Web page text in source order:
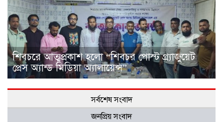
শিবচরে আত্মপ্রকাশ হলো “শিবচর পোস্ট গ্র্যাজুয়েট
প্রেস অ্যান্ড মিডিয়া অ্যালায়েন্স”
সর্বশেষ সংবাদ
জনপ্রিয় সংবাদ